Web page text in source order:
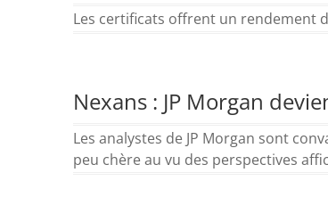
Les certificats offrent un rendement
Nexans : JP Morgan
Les analystes de JP Morgan sont
peu chère au vu des perspectives